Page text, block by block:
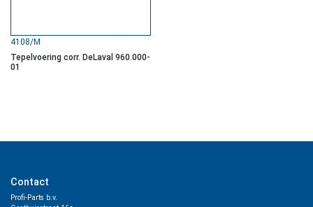
4108/M
Tepelvoering corr. DeLaval 960.000-
01
Contact
Profi-Parts b.v.